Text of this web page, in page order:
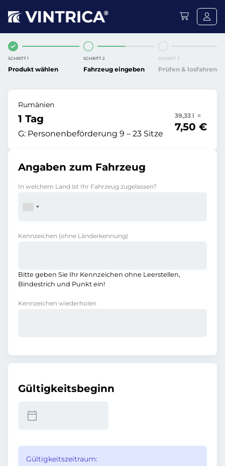
SCHRITT 1
Produkt wählen
SCHRITT 2
Fahrzeug eingeben
SCHRITT 3
Prüfen & losfahren
Rumänien
1 Tag
G: Personenbeförderung 9 – 23 Sitze
39,33 l =
7,50 €
Angaben zum Fahrzeug
In welchem Land ist Ihr Fahrzeug zugelassen?
Kennzeichen (ohne Länderkennung)
Bitte geben Sie Ihr Kennzeichen ohne Leerstellen,
Bindestrich und Punkt ein!
Kennzeichen wiederholen
Gültigkeitsbeginn
Gültigkeitszeitraum: